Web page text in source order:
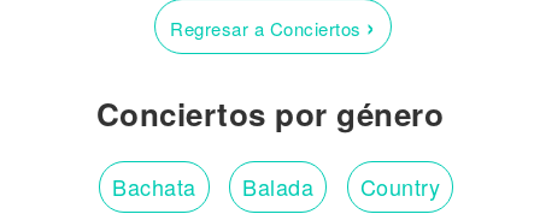
Regresar a Conciertos ›
Conciertos por género
Bachata Balada Country